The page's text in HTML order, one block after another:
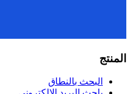
المنتج
البحث بالنطاق